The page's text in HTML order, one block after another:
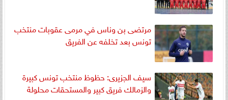
مرتضى بن وناس في مرمى عقوبات منتخب
تونس بعد تخلفه عن الفريق
سيف الجزيرى: حظوظ منتخب تونس كبيرة
والزمالك فريق كبير والمستحقات محلولة